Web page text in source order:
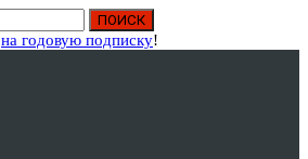
на годовую подписку!